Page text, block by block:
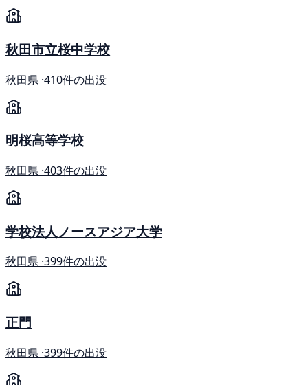
秋田市立桜中学校
秋田県 ·410件の出没
明桜高等学校
秋田県 ·403件の出没
学校法人ノースアジア大学
秋田県 ·399件の出没
正門
秋田県 ·399件の出没